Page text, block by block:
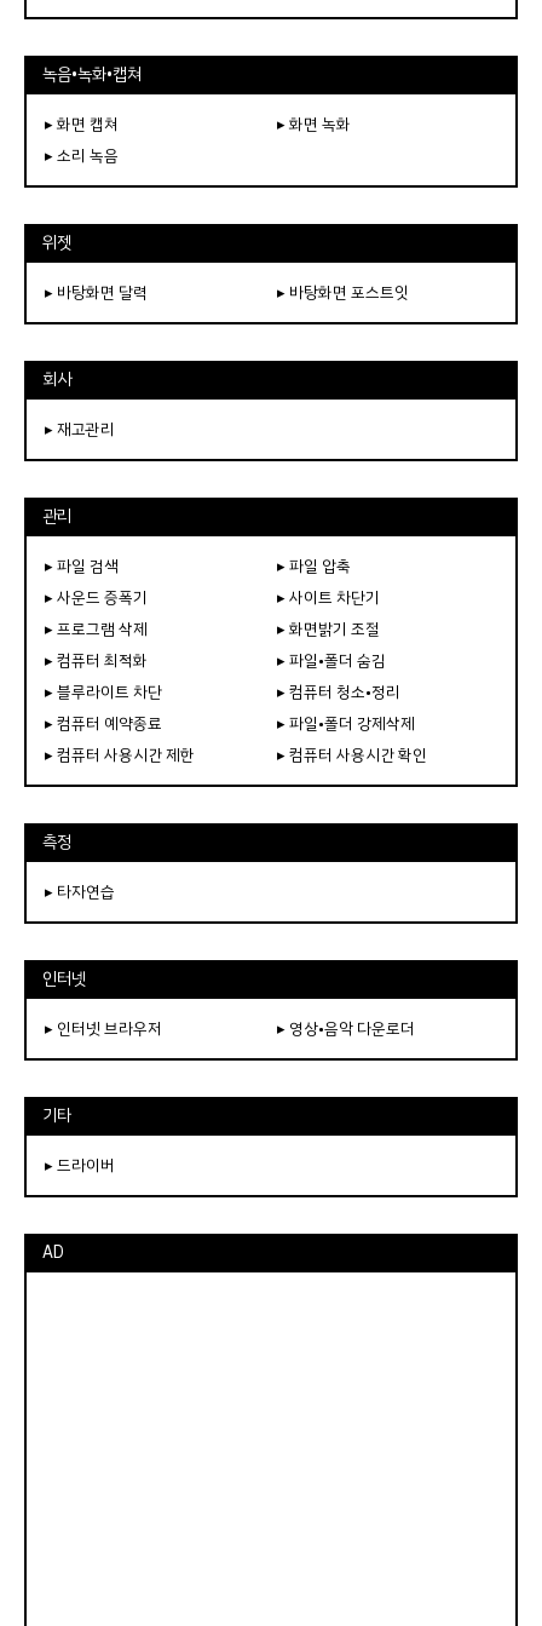
녹음•녹화•캡쳐
▸ 화면 캡쳐
▸ 화면 녹화
▸ 소리 녹음
위젯
▸ 바탕화면 달력 ▸ 바탕화면 포스트잇
회사
▸ 재고관리
관리
▸ 파일 검색
▸ 파일 압축
▸ 사운드 증폭기
▸ 사이트 차단기
▸ 프로그램 삭제
▸ 화면밝기 조절
▸ 컴퓨터 최적화
▸ 파일•폴더 숨김
▸ 블루라이트 차단
▸ 컴퓨터 청소•정리
▸ 컴퓨터 예약종료
▸ 파일•폴더 강제삭제
▸ 컴퓨터 사용시간 제한
▸ 컴퓨터 사용시간 확인
측정
▸ 타자연습
인터넷
▸ 인터넷 브라우저 ▸ 영상•음악 다운로더
기타
▸ 드라이버
AD